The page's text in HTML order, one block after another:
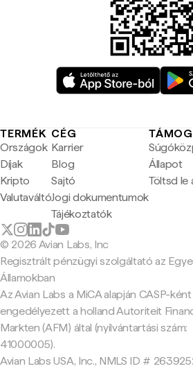
TERMÉK
Országok
Díjak
Kripto
Valutaváltó
CÉG
Karrier
Blog
Sajtó
Jogi dokumentumok
Tájékoztatók
Állapot
Töltsd le
© 2026 Avian Labs, Inc
Regisztrált pénzügyi szolgáltató az
Államokban
Az Avian Labs a MiCA alapján CASP-ként
engedélyezett a holland Autoriteit
Markten (AFM) által (nyilvántartási szám:
41000005).
Avian Labs USA, Inc., NMLS ID #